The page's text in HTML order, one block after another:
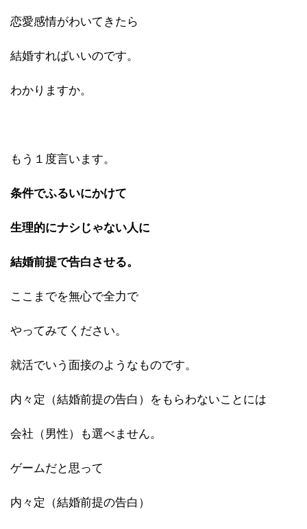
恋愛感情がわいてきたら
結婚すればいいのです。
わかりますか。
もう１度言います。
条件でふるいにかけて
生理的にナシじゃない人に
結婚前提で告白させる。
ここまでを無心で全力で
やってみてください。
就活でいう面接のようなものです。
内々定（結婚前提の告白）をもらわないことには
会社（男性）も選べません。
ゲームだと思って
内々定（結婚前提の告白）